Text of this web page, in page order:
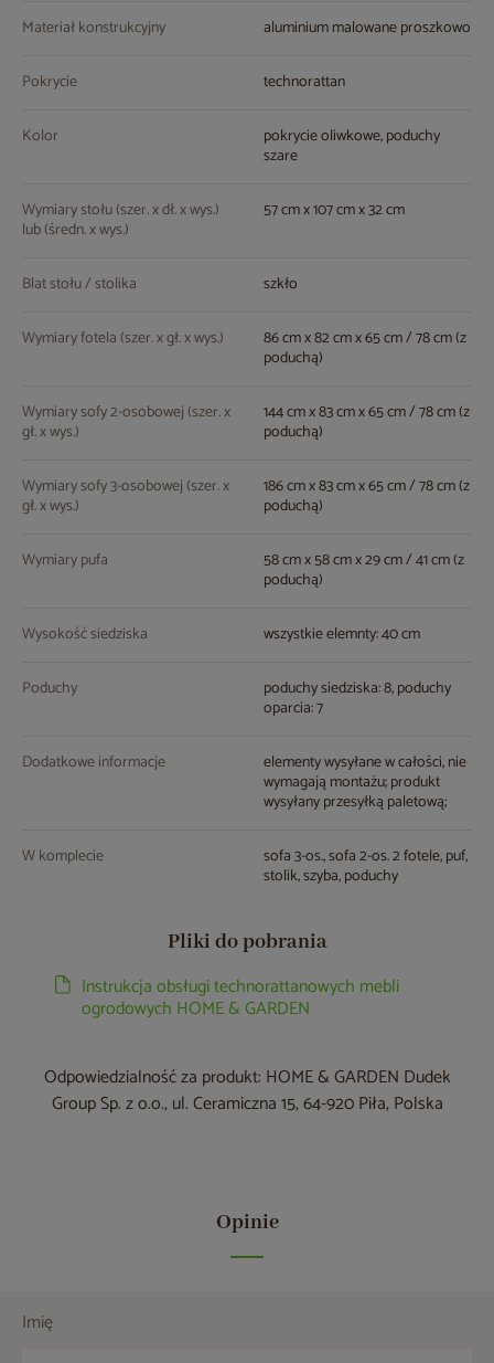
Materiał konstrukcyjny aluminium malowane proszkowo
Pokrycie technorattan
Kolor pokrycie oliwkowe, poduchy
szare
Wymiary stołu (szer. x dł. x wys.)
lub (średn. x wys.)
57 cm x 107 cm x 32 cm
Blat stołu / stolika szkło
Wymiary fotela (szer. x gł. x wys.) 86 cm x 82 cm x 65 cm / 78 cm (z
poduchą)
Wymiary sofy 2-osobowej (szer. x
gł. x wys.)
144 cm x 83 cm x 65 cm / 78 cm (z
poduchą)
Wymiary sofy 3-osobowej (szer. x
gł. x wys.)
186 cm x 83 cm x 65 cm / 78 cm (z
poduchą)
Wymiary pufa 58 cm x 58 cm x 29 cm / 41 cm (z
poduchą)
Wysokość siedziska wszystkie elemnty: 40 cm
Poduchy poduchy siedziska: 8, poduchy
oparcia: 7
Dodatkowe informacje elementy wysyłane w całości, nie
wymagają montażu; produkt
wysyłany przesyłką paletową;
W komplecie sofa 3-os., sofa 2-os. 2 fotele, puf,
stolik, szyba, poduchy
Pliki do pobrania
Instrukcja obsługi technorattanowych mebli
ogrodowych HOME & GARDEN
Odpowiedzialność za produkt: HOME & GARDEN Dudek
Group Sp. z o.o., ul. Ceramiczna 15, 64-920 Piła, Polska
Opinie
Imię